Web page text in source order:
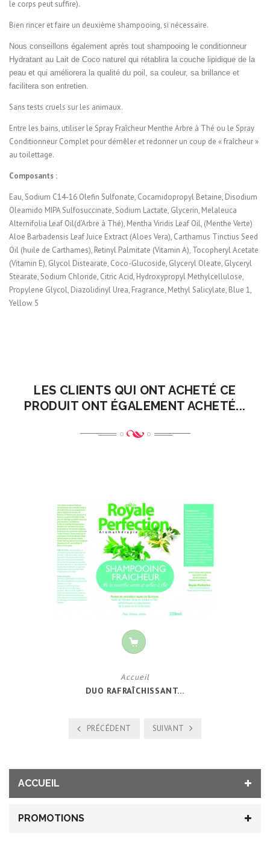
le corps peut suffire).
Bien rincer et faire un deuxième shampooing, si nécessaire.
Nous conseillons également après tout shampooing le conditionneur
Hydratant au Lait de Coco naturel qui rétablira la couche lipidique de la
peau et qui améliorera la qualité du poil, sa couleur, sa brillance et
facilitera son entretien.
Sans tests cruels sur les animaux.
Entre les bains, utiliser le Spray Fraîcheur Menthe Arbre à Thé ou le Spray
Conditionneur Complet pour démêler et redonner un coup de « fraîcheur »
au toilettage.
Composants :
Eau, Sodium C14-16 Olefin Sulfonate, Cocamidopropyl Betaine, Disodium
Oleamido MIPA Sulfosuccinate, Sodium Lactate, Glycerin, Melaleuca
Alternifolia Leaf Oil(d’Arbre à Thé), Mentha Viridis Leaf Oil, (Menthe Verte)
Aloe Barbadensis Leaf Juice Extract (Aloes Vera), Carthamus Tinctius Seed
Oil (huile de Carthames), Retinyl Palmitate (Vitamin A), Tocopheryl Acetate
(Vitamin E), Glycol Distearate, Coco-Glucoside, Glyceryl Oleate, Glyceryl
Stearate, Sodium Chloride, Citric Acid, Hydroxypropyl Methylcellulose,
Propylene Glycol, Diazolidinyl Urea, Fragrance, Methyl Salicylate, Blue 1,
Yellow 5
LES CLIENTS QUI ONT ACHETÉ CE
PRODUIT ONT ÉGALEMENT ACHETÉ...
Accueil
DUO RAFRAÎCHISSANT...
PRÉCÉDENT SUIVANT
ACCUEIL
PROMOTIONS